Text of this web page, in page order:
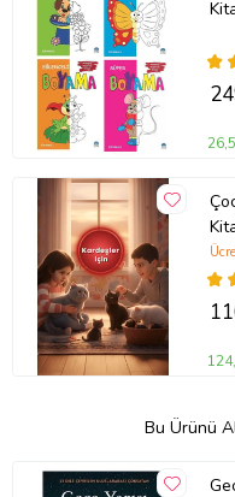
Bu Ürünü